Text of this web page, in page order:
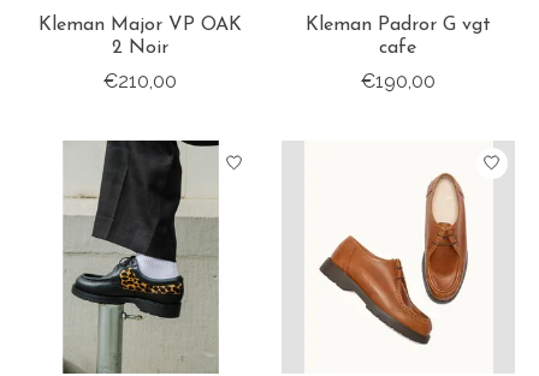
Kleman Major VP OAK
2 Noir
€210,00
Kleman Padror G vgt
cafe
€190,00